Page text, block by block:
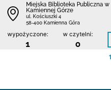
Miejska Biblioteka Publiczna w
Kamiennej Górze
ul. Kościuszki 4
58-400 Kamienna Góra
wypożyczone:
1
w czytelni:
0
1